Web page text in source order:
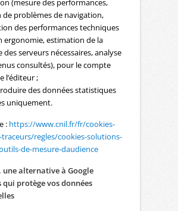
(mesure des performances,
problèmes de navigation,
des performances techniques
ergonomie, estimation de la
des serveurs nécessaires, analyse
consultés), pour le compte
l’éditeur ;
des données statistiques
uniquement.
: https://www.cnil.fr/fr/cookies-
regles/cookies-solutions-
de-mesure-daudience
une alternative à Google
protège vos données